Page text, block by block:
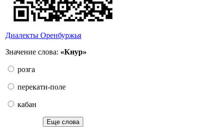
Диалекты Оренбуржья
Значение слова: «Кнур»
розга
перекати-поле
кабан
Еще слова